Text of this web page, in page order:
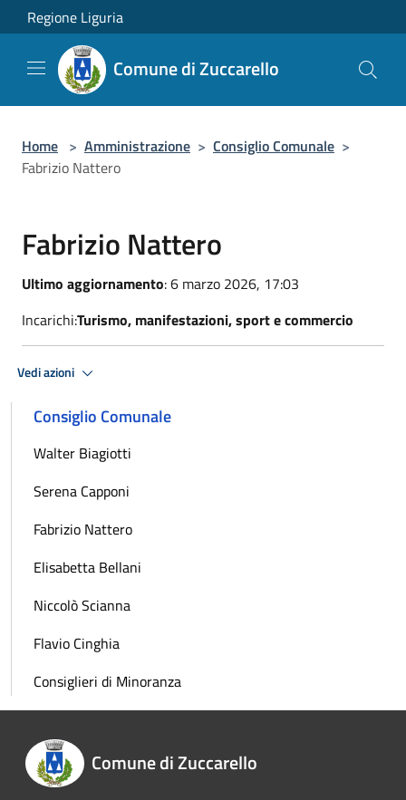
Salta al contenuto principale
Regione Liguria
Comune di Zuccarello
Home > Amministrazione > Consiglio Comunale >
Fabrizio Nattero
Fabrizio Nattero
Ultimo aggiornamento: 6 marzo 2026, 17:03
Incarichi:Turismo, manifestazioni, sport e commercio
Vedi azioni
Consiglio Comunale
Walter Biagiotti
Serena Capponi
Fabrizio Nattero
Elisabetta Bellani
Niccolò Scianna
Flavio Cinghia
Consiglieri di Minoranza
Comune di Zuccarello